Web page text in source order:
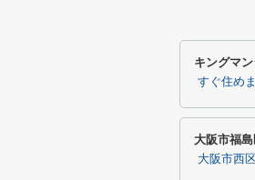
キングマ
すぐ住め
大阪市福
大阪市西区